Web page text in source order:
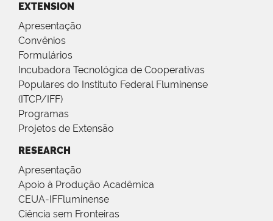
EXTENSION
Apresentação
Convênios
Formulários
Incubadora Tecnológica de Cooperativas
Populares do Instituto Federal Fluminense
(ITCP/IFF)
Programas
Projetos de Extensão
RESEARCH
Apresentação
Apoio à Produção Acadêmica
CEUA-IFFluminense
Ciência sem Fronteiras